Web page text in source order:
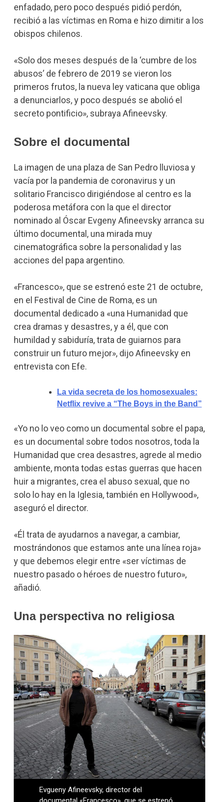
enfadado, pero poco después pidió perdón,
recibió a las víctimas en Roma e hizo dimitir a los
obispos chilenos.
«Solo dos meses después de la ‘cumbre de los
abusos’ de febrero de 2019 se vieron los
primeros frutos, la nueva ley vaticana que obliga
a denunciarlos, y poco después se abolió el
secreto pontificio», subraya Afineevsky.
Sobre el documental
La imagen de una plaza de San Pedro lluviosa y
vacía por la pandemia de coronavirus y un
solitario Francisco dirigiéndose al centro es la
poderosa metáfora con la que el director
nominado al Óscar Evgeny Afineevsky arranca su
último documental, una mirada muy
cinematográfica sobre la personalidad y las
acciones del papa argentino.
«Francesco», que se estrenó este 21 de octubre,
en el Festival de Cine de Roma, es un
documental dedicado a «una Humanidad que
crea dramas y desastres, y a él, que con
humildad y sabiduría, trata de guiarnos para
construir un futuro mejor», dijo Afineevsky en
entrevista con Efe.
La vida secreta de los homosexuales:
Netflix revive a “The Boys in the Band”
«Yo no lo veo como un documental sobre el papa,
es un documental sobre todos nosotros, toda la
Humanidad que crea desastres, agrede al medio
ambiente, monta todas estas guerras que hacen
huir a migrantes, crea el abuso sexual, que no
solo lo hay en la Iglesia, también en Hollywood»,
aseguró el director.
«Él trata de ayudarnos a navegar, a cambiar,
mostrándonos que estamos ante una línea roja»
y que debemos elegir entre «ser víctimas de
nuestro pasado o héroes de nuestro futuro»,
añadió.
Una perspectiva no religiosa
Evgueny Afineevsky, director del